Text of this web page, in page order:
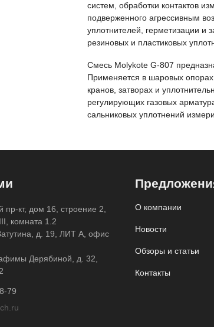
систем, обработки контактов
подверженного агрессивным
уплотнителей, герметизации и
резиновых и пластиковых
Смесь Molykote G-807
Применяется в шаровых
кранов, затворах и
регулирующих газовых
сальниковых уплотнений
пр-кт, дом 16, строение 2,
комната 1.2
д. 19, ЛИТ А, офис
Дерябиной, д. 32,
79
О компании
Новости
Обзоры и статьи
Контакты